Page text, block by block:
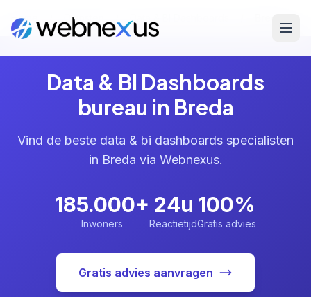
Home Diensten Data & BI Dashboards
Data & BI Dashboards
bureau in Breda
Vind de beste data & bi dashboards specialisten
in Breda via Webnexus.
185.000+
Inwoners
24u
Reactietijd
100%
Gratis advies
Gratis advies aanvragen